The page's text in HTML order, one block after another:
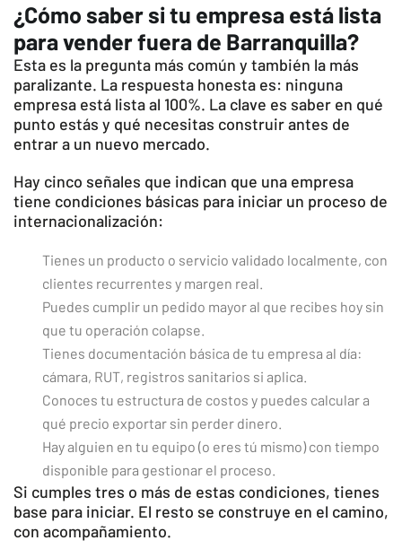
¿Cómo saber si tu empresa está lista
para vender fuera de Barranquilla?
Esta es la pregunta más común y también la más
paralizante. La respuesta honesta es: ninguna
empresa está lista al 100%. La clave es saber en qué
punto estás y qué necesitas construir antes de
entrar a un nuevo mercado.
Hay cinco señales que indican que una empresa
tiene condiciones básicas para iniciar un proceso de
internacionalización:
Tienes un producto o servicio validado localmente, con
clientes recurrentes y margen real.
Puedes cumplir un pedido mayor al que recibes hoy sin
que tu operación colapse.
Tienes documentación básica de tu empresa al día:
cámara, RUT, registros sanitarios si aplica.
Conoces tu estructura de costos y puedes calcular a
qué precio exportar sin perder dinero.
Hay alguien en tu equipo (o eres tú mismo) con tiempo
disponible para gestionar el proceso.
Si cumples tres o más de estas condiciones, tienes
base para iniciar. El resto se construye en el camino,
con acompañamiento.